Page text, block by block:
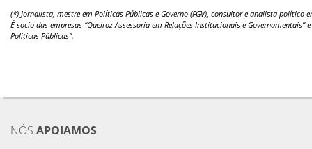
(*) Jornalista, mestre em Políticas Públicas e Governo (FGV), consultor e analista político
É socio das empresas “Queiroz Assessoria em Relações Institucionais e Governamentais”
Políticas Públicas”.
NÓS APOIAMOS